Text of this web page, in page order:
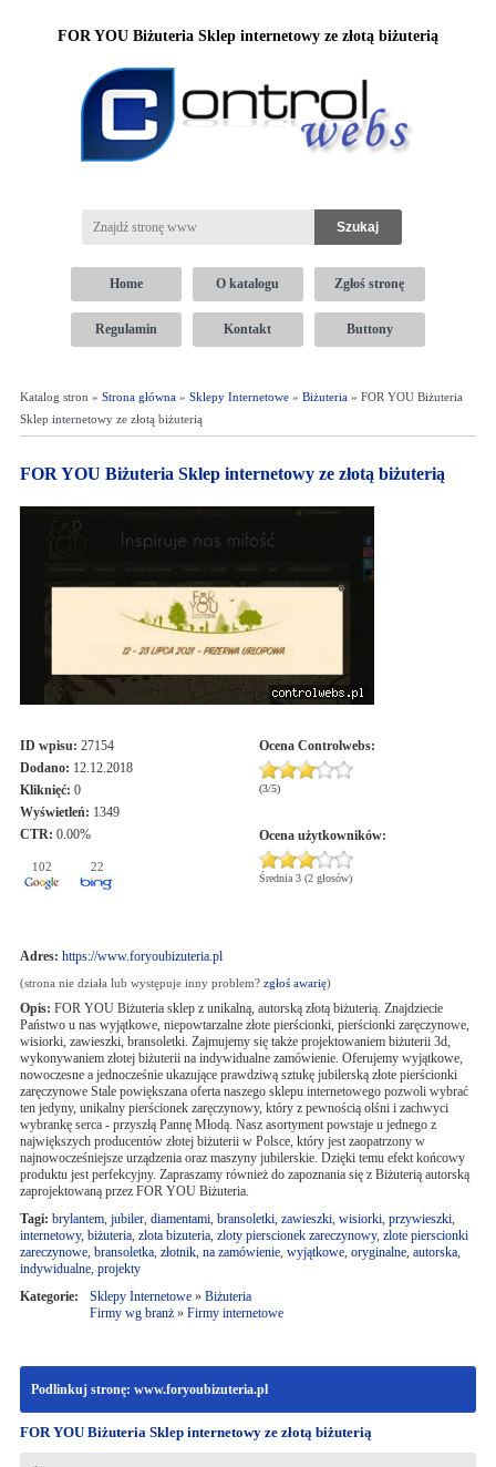
FOR YOU Biżuteria Sklep internetowy ze złotą biżuterią
Home O katalogu Zgłoś stronę
Regulamin Kontakt Buttony
Katalog stron » Strona główna» Sklepy Internetowe» Biżuteria» FOR YOU Biżuteria
Sklep internetowy ze złotą biżuterią
FOR YOU Biżuteria Sklep internetowy ze złotą biżuterią
ID wpisu: 27154
Dodano: 12.12.2018
Kliknięć: 0
Wyświetleń: 1349
CTR: 0.00%
102 22
Ocena Controlwebs:
(3/5)
Ocena użytkowników:
Średnia 3 (2 głosów)
Adres: https://www.foryoubizuteria.pl
(strona nie działa lub występuje inny problem? zgłoś awarię)
Opis: FOR YOU Biżuteria sklep z unikalną, autorską złotą biżuterią. Znajdziecie
Państwo u nas wyjątkowe, niepowtarzalne złote pierścionki, pierścionki zaręczynowe,
wisiorki, zawieszki, bransoletki. Zajmujemy się także projektowaniem biżuterii 3d,
wykonywaniem złotej biżuterii na indywidualne zamówienie. Oferujemy wyjątkowe,
nowoczesne a jednocześnie ukazujące prawdziwą sztukę jubilerską złote pierścionki
zaręczynowe Stale powiększana oferta naszego sklepu internetowego pozwoli wybrać
ten jedyny, unikalny pierścionek zaręczynowy, który z pewnością olśni i zachwyci
wybrankę serca - przyszłą Pannę Młodą. Nasz asortyment powstaje u jednego z
największych producentów złotej biżuterii w Polsce, który jest zaopatrzony w
najnowocześniejsze urządzenia oraz maszyny jubilerskie. Dzięki temu efekt końcowy
produktu jest perfekcyjny. Zapraszamy również do zapoznania się z Biżuterią autorską
zaprojektowaną przez FOR YOU Biżuteria.
Tagi: brylantem, jubiler, diamentami, bransoletki, zawieszki, wisiorki, przywieszki,
internetowy, biżuteria, zlota bizuteria, zloty pierscionek zareczynowy, zlote pierscionki
zareczynowe, bransoletka, złotnik, na zamówienie, wyjątkowe, oryginalne, autorska,
indywidualne, projekty
Kategorie:
Sklepy Internetowe» Biżuteria
Firmy wg branż» Firmy internetowe
Podlinkuj stronę: www.foryoubizuteria.pl
FOR YOU Biżuteria Sklep internetowy ze złotą biżuterią